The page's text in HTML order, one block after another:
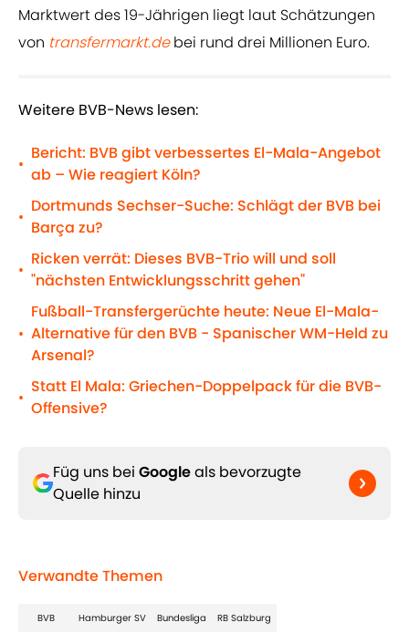
Marktwert des 19-Jährigen liegt laut Schätzungen
von transfermarkt.debei rund drei Millionen Euro.
Weitere BVB-News lesen:
•
Bericht: BVB gibt verbessertes El-Mala-Angebot
ab – Wie reagiert Köln?
•
Dortmunds Sechser-Suche: Schlägt der BVB bei
Barça zu?
•
Ricken verrät: Dieses BVB-Trio will und soll
"nächsten Entwicklungsschritt gehen"
•
Fußball-Transfergerüchte heute: Neue El-Mala-
Alternative für den BVB - Spanischer WM-Held zu
Arsenal?
•
Statt El Mala: Griechen-Doppelpack für die BVB-
Offensive?
Füg uns bei Googleals bevorzugte
Quelle hinzu
Verwandte Themen
BVB Hamburger SV Bundesliga RB Salzburg